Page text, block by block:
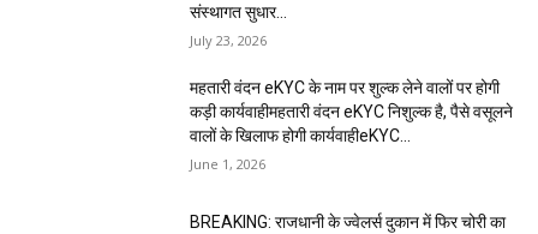
संस्थागत सुधार...
July 23, 2026
महतारी वंदन eKYC के नाम पर शुल्क लेने वालों पर होगी
कड़ी कार्यवाहीमहतारी वंदन eKYC निशुल्क है, पैसे वसूलने
वालों के खिलाफ होगी कार्यवाहीeKYC...
June 1, 2026
BREAKING: राजधानी के ज्वेलर्स दुकान में फिर चोरी का